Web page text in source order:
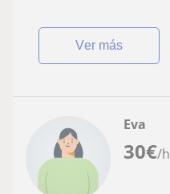
ver más
30€/h
Eva